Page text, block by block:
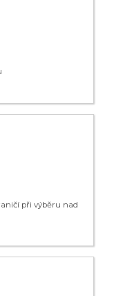
při výběru nad